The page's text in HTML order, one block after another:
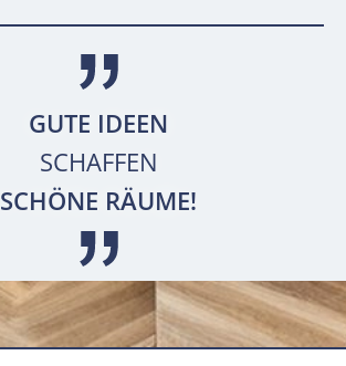
GUTE IDEEN
SCHAFFEN
SCHÖNE RÄUME!